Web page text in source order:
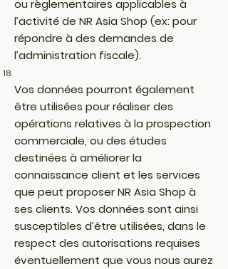
ou règlementaires applicables à
l’activité de NR Asia Shop (ex: pour
répondre à des demandes de
l’administration fiscale).
Vos données pourront également
être utilisées pour réaliser des
opérations relatives à la prospection
commerciale, ou des études
destinées à améliorer la
connaissance client et les services
que peut proposer NR Asia Shop à
ses clients. Vos données sont ainsi
susceptibles d’être utilisées, dans le
respect des autorisations requises
éventuellement que vous nous aurez